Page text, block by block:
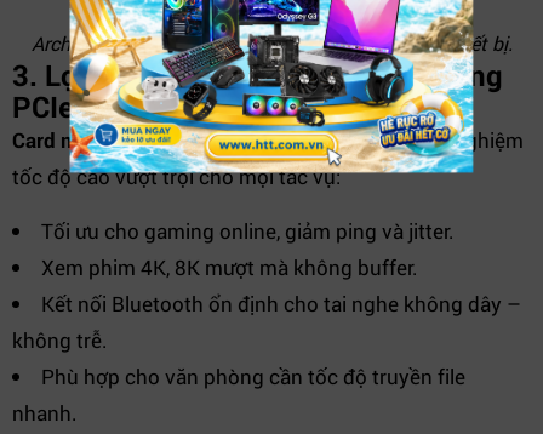
Archer TX20E: Wi-Fi 6 + Bluetooth 5.2 trong một thiết bị.
3. Lợi ích thực tế khi dùng Card mạng
PCIe Wi-Fi 6 AX1800
Card mạng PCIe Wi-Fi 6 AX1800mang đến trải nghiệm
tốc độ cao vượt trội cho mọi tác vụ:
Tối ưu cho gaming online, giảm ping và jitter.
Xem phim 4K, 8K mượt mà không buffer.
Kết nối Bluetooth ổn định cho tai nghe không dây –
không trễ.
Phù hợp cho văn phòng cần tốc độ truyền file
nhanh.